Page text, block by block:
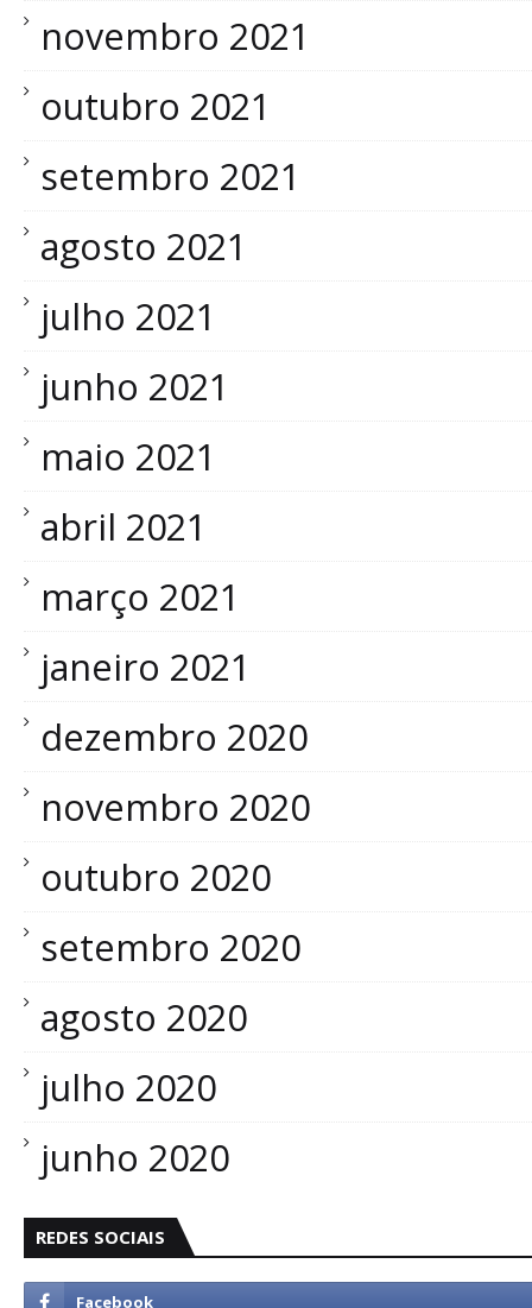
novembro 2021
outubro 2021
setembro 2021
agosto 2021
julho 2021
junho 2021
maio 2021
abril 2021
março 2021
janeiro 2021
dezembro 2020
novembro 2020
outubro 2020
setembro 2020
agosto 2020
julho 2020
junho 2020
REDES SOCIAIS